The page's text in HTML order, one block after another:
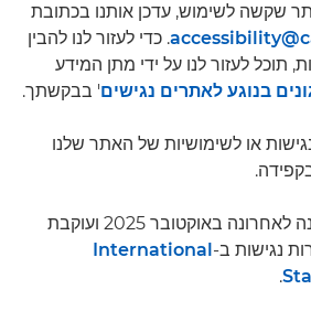
שקשה לשימוש, עדכן אותנו בכתובת
. כדי לעזור לנו להבין
תוכל לעזור לנו על ידי מתן המידע
בנוגע לאתרים נגישים' בבקשתך.
או לשימושיות של האתר שלנו
הצהרת נגישות זו עודכנה לאחרונה באוקטובר 2025 ועוקבת
נגישות ב-International
.